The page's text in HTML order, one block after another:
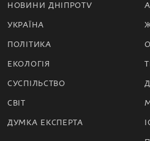
НОВИНИ ДНІПРОTV
УКРАЇНА
ПОЛІТИКА
ЕКОЛОГІЯ
СУСПІЛЬСТВО
СВІТ
ДУМКА ЕКСПЕРТА